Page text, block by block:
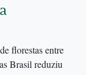
florestas entre
Brasil reduziu